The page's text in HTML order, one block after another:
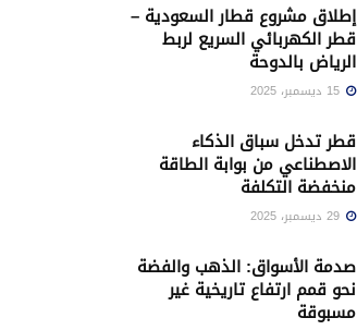
إطلاق مشروع قطار السعودية –
قطر الكهربائي السريع لربط
الرياض بالدوحة
قطر تدخل سباق الذكاء
الاصطناعي من بوابة الطاقة
منخفضة التكلفة
صدمة الأسواق: الذهب والفضة
نحو قمم ارتفاع تاريخية غير
مسبوقة